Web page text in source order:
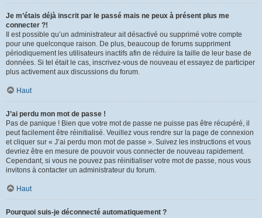
Je m’étais déjà inscrit par le passé mais ne peux à présent plus me
connecter ?!
Il est possible qu’un administrateur ait désactivé ou supprimé votre compte
pour une quelconque raison. De plus, beaucoup de forums suppriment
périodiquement les utilisateurs inactifs afin de réduire la taille de leur base de
données. Si tel était le cas, inscrivez-vous de nouveau et essayez de participer
plus activement aux discussions du forum.
Haut
J’ai perdu mon mot de passe !
Pas de panique ! Bien que votre mot de passe ne puisse pas être récupéré, il
peut facilement être réinitialisé. Veuillez vous rendre sur la page de connexion
et cliquer sur « J’ai perdu mon mot de passe ». Suivez les instructions et vous
devriez être en mesure de pouvoir vous connecter de nouveau rapidement.
Cependant, si vous ne pouvez pas réinitialiser votre mot de passe, nous vous
invitons à contacter un administrateur du forum.
Haut
Pourquoi suis-je déconnecté automatiquement ?